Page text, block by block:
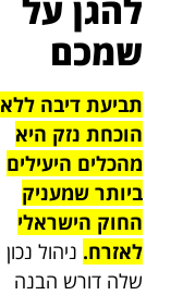
להגן על
שמכם
תביעת דיבה ללא
הוכחת נזק היא
מהכלים היעילים
ביותר שמעניק
החוק הישראלי
לאזרח. ניהול נכון
שלה דורש הבנה